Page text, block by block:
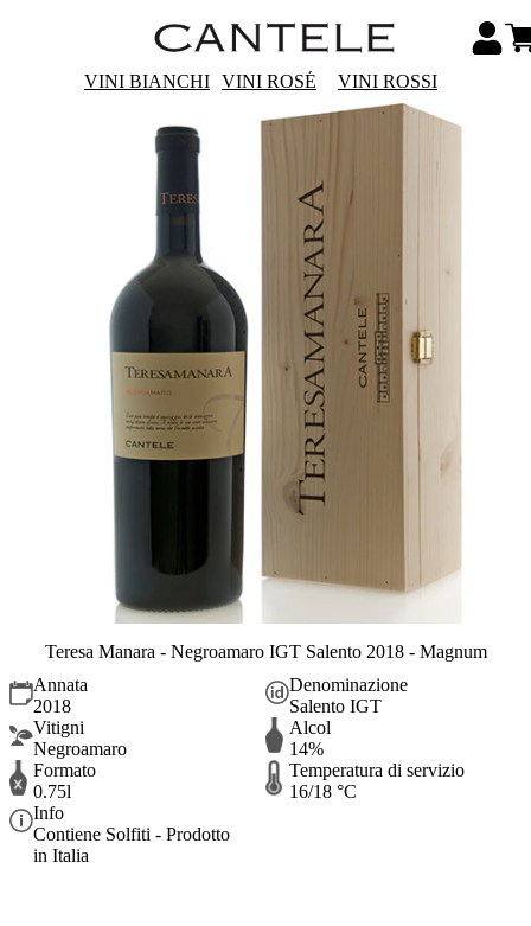
VINI BIANCHI VINI ROSÉ VINI ROSSI
Teresa Manara - Negroamaro IGT Salento 2018 - Magnum
Annata
2018
Denominazione
Salento IGT
Vitigni
Negroamaro
Alcol
14%
Formato
0.75l
Temperatura di servizio
16/18 °C
Info
Contiene Solfiti - Prodotto
in Italia